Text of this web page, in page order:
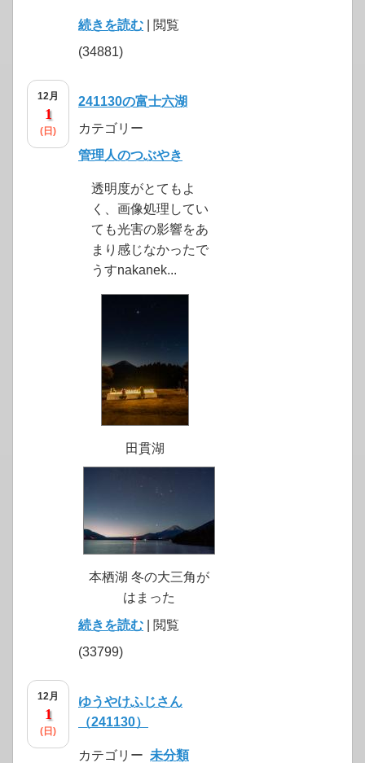
続きを読む | 閲覧
(34881)
12月
1
(日)
241130の富士六湖
カテゴリー
管理人のつぶやき
透明度がとてもよ
く、画像処理してい
ても光害の影響をあ
まり感じなかったで
うすnakanek...
田貫湖
本栖湖 冬の大三角が
はまった
続きを読む | 閲覧
(33799)
12月
1
(日)
ゆうやけふじさん
（241130）
カテゴリー 未分類